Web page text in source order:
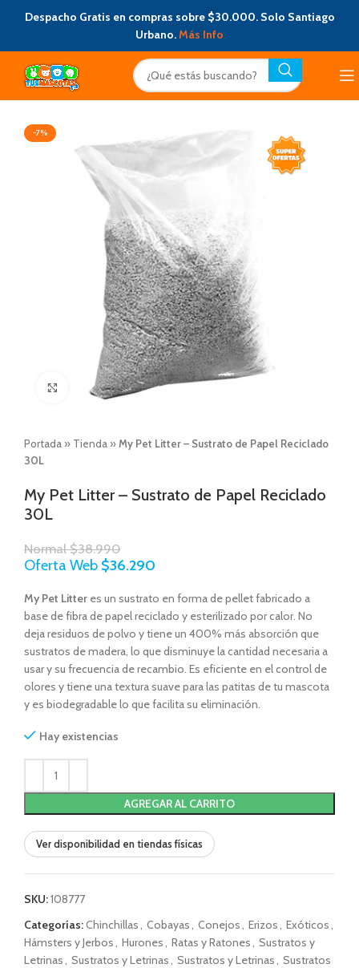
Despacho Gratis en compras sobre $30.000. Solo Santiago
Urbano.Más Info
-7%
Click to enlarge
Portada » Tienda »My Pet Litter – Sustrato de Papel Reciclado
30L
My Pet Litter – Sustrato de Papel Reciclado
30L
Normal$38.990
Oferta Web $36.290
My Pet Litter es un sustrato en forma de pellet fabricado a
base de fibra de papel reciclado y esterilizado por calor. No
deja residuos de polvo y tiene un 400% más absorción que
sustratos de madera, lo que disminuye la cantidad necesaria a
usar y su frecuencia de recambio. Es eficiente en el control de
olores y tiene una textura suave para las patitas de tu mascota
y es biodegradable lo que facilita su eliminación.
Hay existencias
AGREGAR AL CARRITO
Ver disponibilidad en tiendas físicas
SKU:108777
Categorías:Chinchillas, Cobayas, Conejos, Erizos, Exóticos,
Hámsters y Jerbos, Hurones, Ratas y Ratones, Sustratos y
Letrinas, Sustratos y Letrinas, Sustratos y Letrinas, Sustratos